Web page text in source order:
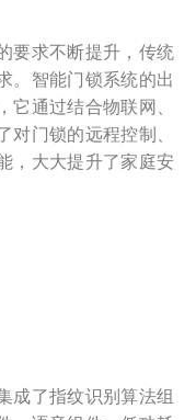
要求不断提升，传统
。智能门锁系统的出
通过结合物联网、
对门锁的远程控制、
，大大提升了家庭安
成了指纹识别算法组